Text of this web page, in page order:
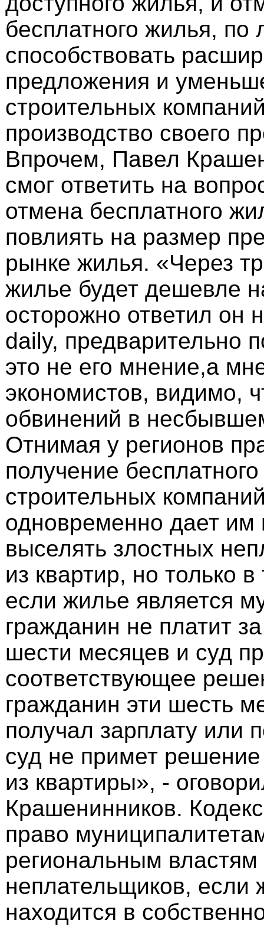
бесплатного жилья, по
способствовать
предложения и
строительных
производство своего
Впрочем, Павел
смог ответить на
отмена бесплатного
повлиять на размер
рынке жилья. «Через
жилье будет дешевле
осторожно ответил он
daily, предварительно
это не его мнение,а
экономистов, видимо,
обвинений в
Отнимая у регионов
получение
строительных
одновременно дает им
выселять злостных
из квартир, но только
если жилье является
гражданин не платит
шести месяцев и суд
соответствующее
гражданин эти шесть
получал зарплату или
суд не примет решение
из квартиры», -
Крашенинников.
право
региональным властям
неплательщиков, если
находится в